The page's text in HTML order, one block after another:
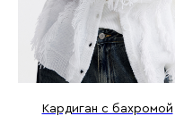
Кардиган с бахромой